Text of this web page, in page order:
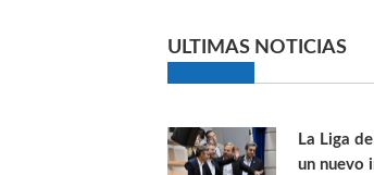
ULTIMAS NOTICIAS
La Liga
un nuevo